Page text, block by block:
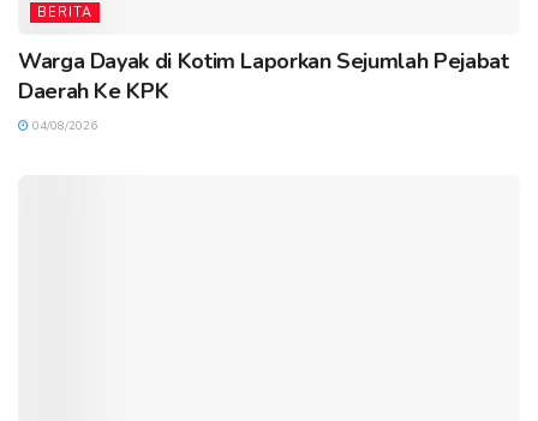
BERITA
Warga Dayak di Kotim Laporkan Sejumlah Pejabat
Daerah Ke KPK
04/08/2026